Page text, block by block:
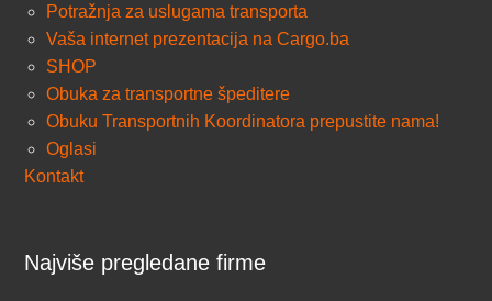
Potražnja za uslugama transporta
Vaša internet prezentacija na Cargo.ba
SHOP
Obuka za transportne špeditere
Obuku Transportnih Koordinatora prepustite nama!
Oglasi
Kontakt
Najviše pregledane firme